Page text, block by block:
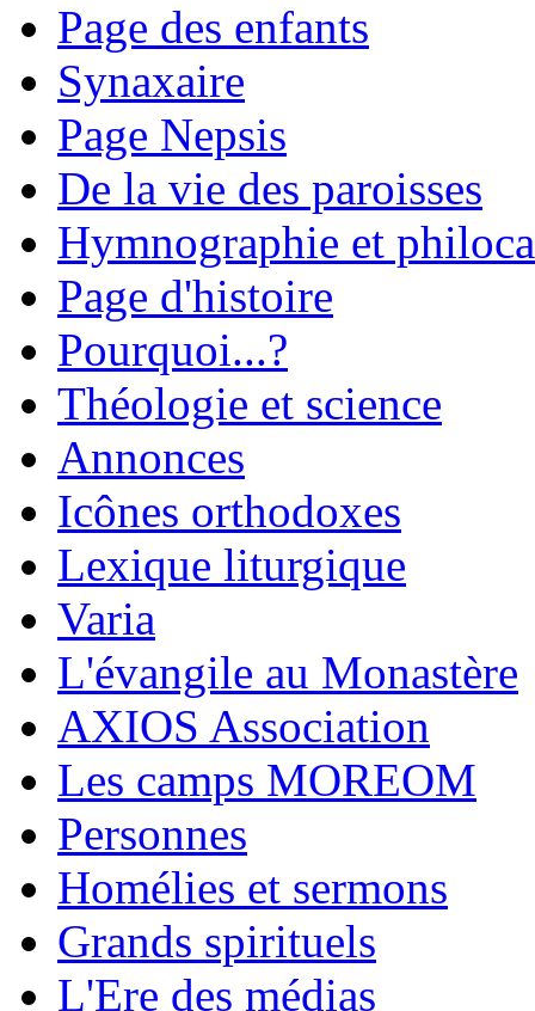
Page des enfants
Synaxaire
Page Nepsis
De la vie des paroisses
Hymnographie et
Page d'histoire
Pourquoi...?
Théologie et science
Annonces
Icônes orthodoxes
Lexique liturgique
Varia
L'évangile au Monastère
AXIOS Association
Les camps MOREOM
Personnes
Homélies et sermons
Grands spirituels
L'Ere des médias